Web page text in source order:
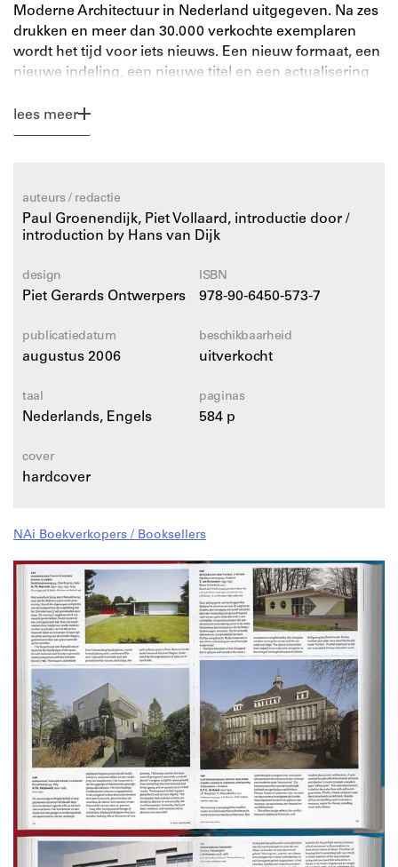
Moderne Architectuur in Nederland uitgegeven. Na zes
drukken en meer dan 30.000 verkochte exemplaren
wordt het tijd voor iets nieuws. Een nieuw formaat, een
nieuwe indeling, een nieuwe titel en een actualisering
fullcolor-editie. In deze Architectuurgids Nederland
1900-2000 wordt met meer dan 1000 objecten een
architectuur van de twintigste eeuw. Met de praktische
indeling en de uitgebreide registers zal ook de nieuwe
editie van deze 'klassieker onder de Nederlandse
als inspiratiebron en naslagwerk voor de Nederlandse
architectuur en stedenbouw.
lees meer
auteurs / redactie
Paul Groenendijk, Piet Vollaard, introductie door /
introduction by Hans van Dijk
design
Piet Gerards Ontwerpers
ISBN
978-90-6450-573-7
publicatiedatum
augustus 2006
beschikbaarheid
uitverkocht
taal
Nederlands, Engels
paginas
584 p
cover
hardcover
NAi Boekverkopers / Booksellers